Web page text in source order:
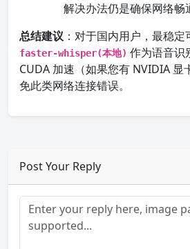
解决办法仍是确保网络畅
总结建议 ：对于国内用户，最稳
faster-whisper(本地) 作为语音识
CUDA 加速（如果您有 NVIDIA 显
免此类网络连接错误。
Post Your Reply